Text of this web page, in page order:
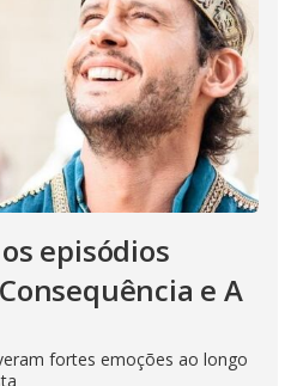
episódios
e A
fortes emoções ao longo